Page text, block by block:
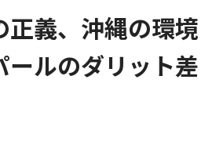
正義、沖縄の環境
ルのダリット差